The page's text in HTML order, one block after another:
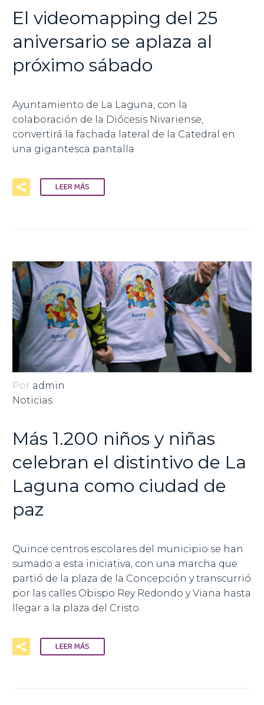
El videomapping del 25
aniversario se aplaza al
próximo sábado
Ayuntamiento de La Laguna, con la
colaboración de la Diócesis Nivariense,
convertirá la fachada lateral de la Catedral en
una gigantesca pantalla
LEER MÁS
Por admin
Noticias
Más 1.200 niños y niñas
celebran el distintivo de La
Laguna como ciudad de
paz
Quince centros escolares del municipio se han
sumado a esta iniciativa, con una marcha que
partió de la plaza de la Concepción y transcurrió
por las calles Obispo Rey Redondo y Viana hasta
llegar a la plaza del Cristo.
LEER MÁS